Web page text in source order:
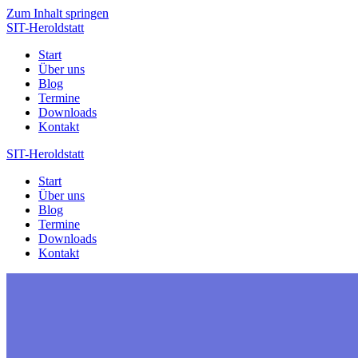
Zum Inhalt springen
SIT-Heroldstatt
Start
Über uns
Blog
Termine
Downloads
Kontakt
SIT-Heroldstatt
Start
Über uns
Blog
Termine
Downloads
Kontakt